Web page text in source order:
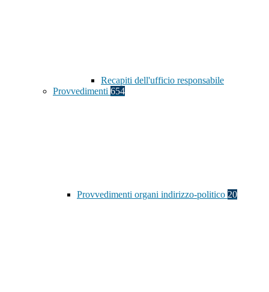
Recapiti dell'ufficio responsabile
Provvedimenti 654
Provvedimenti organi indirizzo-politico 20